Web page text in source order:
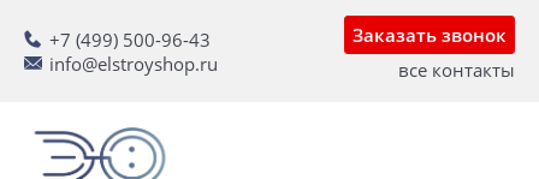
+7 (499) 500-96-43
info@elstroyshop.ru
Заказать звонок
все контакты